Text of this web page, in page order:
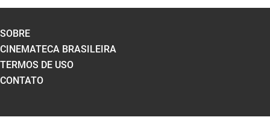
SOBRE
CINEMATECA BRASILEIRA
TERMOS DE USO
CONTATO